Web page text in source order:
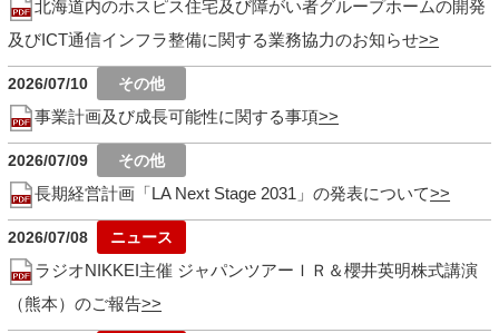
北海道内のホスピス住宅及び障がい者グループホームの開発
及びICT通信インフラ整備に関する業務協力のお知らせ
2026/07/10
事業計画及び成長可能性に関する事項
2026/07/09
長期経営計画「LA Next Stage 2031」の発表について
2026/07/08
ラジオNIKKEI主催 ジャパンツアーＩＲ＆櫻井英明株式講演
（熊本）のご報告